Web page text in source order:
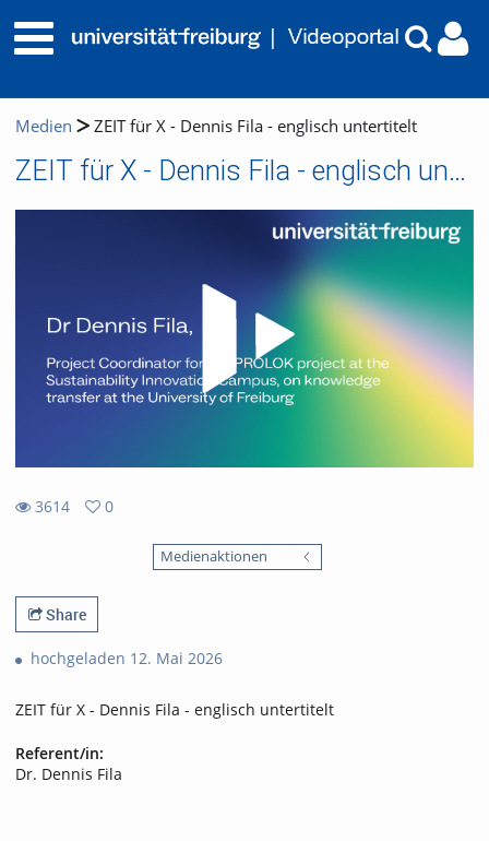
Medien ZEIT für X - Dennis Fila - englisch untertitelt
ZEIT für X - Dennis Fila - englisch untertitelt
3614
0
Medienaktionen
Share
hochgeladen 12. Mai 2026
ZEIT für X - Dennis Fila - englisch untertitelt
Referent/in:
Dr. Dennis Fila